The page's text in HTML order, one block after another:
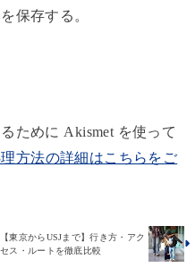
保存する。
ために Akismet を使って
方法の詳細はこちらをご
【東京からUSJまで】行き方・アク
セス・ルートを徹底比較